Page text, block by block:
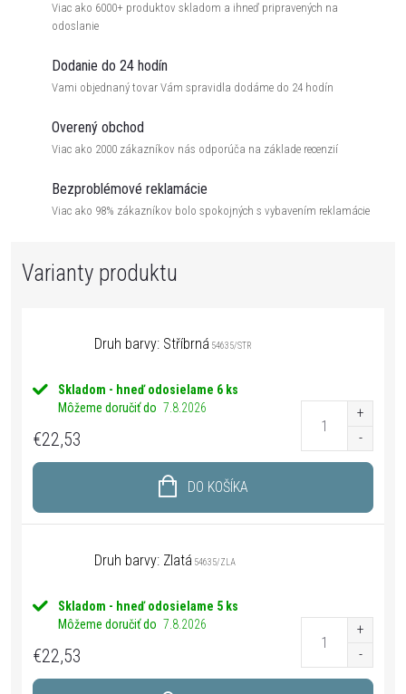
Viac ako 6000+ produktov skladom a ihneď pripravených na
odoslanie
Dodanie do 24 hodín
Vami objednaný tovar Vám spravidla dodáme do 24 hodín
Overený obchod
Viac ako 2000 zákazníkov nás odporúča na základe recenzií
Bezproblémové reklamácie
Viac ako 98% zákazníkov bolo spokojných s vybavením reklamácie
Druh barvy: Stříbrná 54635/STR
Skladom - hneď odosielame 6 ks
Môžeme doručiť do 7.8.2026
€22,53
DO KOŠÍKA
Druh barvy: Zlatá 54635/ZLA
Skladom - hneď odosielame 5 ks
Môžeme doručiť do 7.8.2026
€22,53